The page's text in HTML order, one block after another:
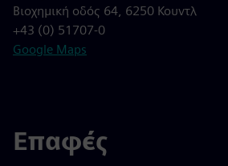
Βιοχημική οδός 64, 6250 Κουντλ
+43 (0) 51707-0
Google Maps
Επαφές